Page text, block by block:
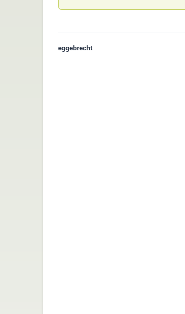
eggebrecht